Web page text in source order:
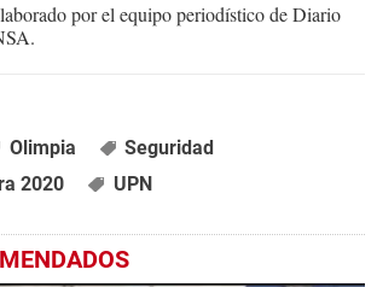
por el equipo periodístico de Diario
Olimpia
Seguridad
2020
UPN